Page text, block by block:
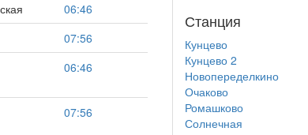
06:46
07:56
06:46
07:56
Станция
Кунцево
Кунцево 2
Новопеределкино
Очаково
Ромашково
Солнечная